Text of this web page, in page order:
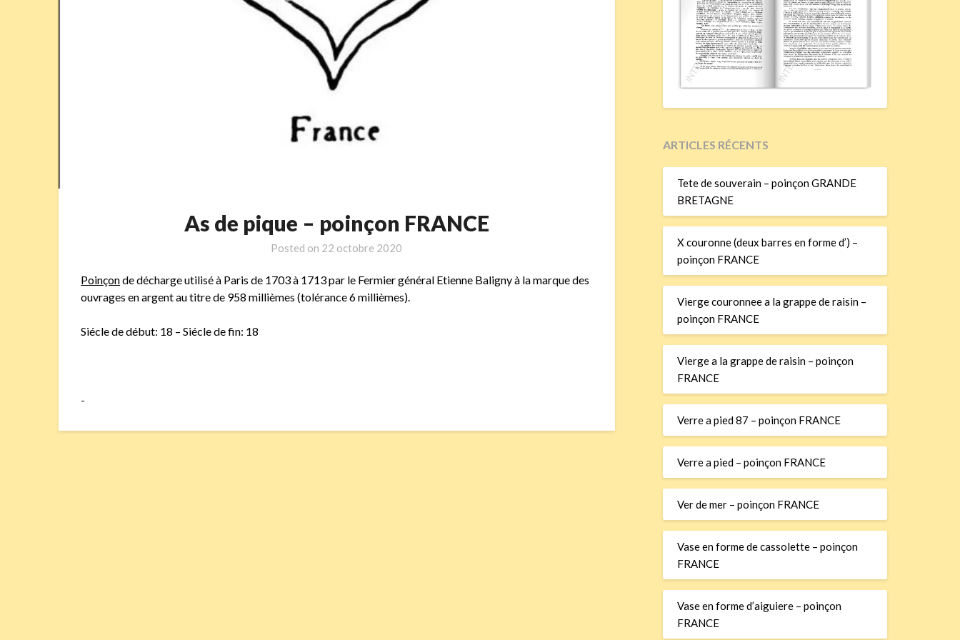
As de pique – poinçon FRANCE
Posted on 22 octobre 2020
Poinçonde décharge utilisé à Paris de 1703 à 1713 par le Fermier général Etienne Baligny à la marque des
ouvrages en argent au titre de 958 millièmes (tolérance 6 millièmes).
Siécle de début: 18 – Siécle de fin: 18
-
ARTICLES RÉCENTS
Tete de souverain – poinçon GRANDE
BRETAGNE
X couronne (deux barres en forme d’) –
poinçon FRANCE
Vierge couronnee a la grappe de raisin –
poinçon FRANCE
Vierge a la grappe de raisin – poinçon
FRANCE
Verre a pied 87 – poinçon FRANCE
Verre a pied – poinçon FRANCE
Ver de mer – poinçon FRANCE
Vase en forme de cassolette – poinçon
FRANCE
Vase en forme d’aiguiere – poinçon
FRANCE